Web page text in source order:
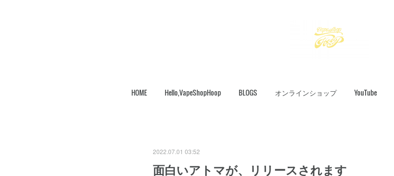
HOME Hello,VapeShopHoop BLOGS オンラインショップ YouTube
2022.07.01 03:52
面白いアトマが、リリースされます